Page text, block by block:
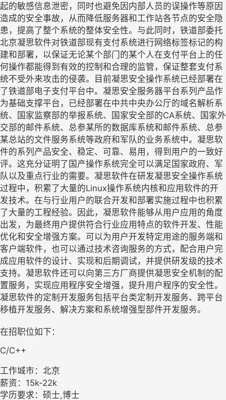
起的敏感信息泄密，同时也避免因内部人员的误操作等原因
造成的安全事故，从而降低服务器和工作站各节点的安全隐
患，提高了整个系统的整体安全性。与此同时，铁道部委托
北京凝思软件对铁道部现有支付系统进行网络标签标记的构
建和部署，以保证无论某个部门的某个人在支付平台上的任
何操作都能得到有效的控制和合理的监管，保证整套支付系
统不受外来攻击的侵袭。目前凝思安全操作系统已经部署在
了铁道部电子支付平台中。凝思安全服务器平台系列产品作
为基础支撑平台，已经部署在中共中央办公厅的域名解析系
统、国家监察部的举报系统、国家安全部的CA系统、国家外
交部的邮件系统、总参某所的数据库系统和邮件系统、总参
某总站的文件服务系统等政府和军队的业务系统中。凝思软
件的系列产品安全、稳定、可靠、易用，得到用户的一致好
评。这充分证明了国产操作系统完全可以满足国家政府、军
队以及重点行业的需要。凝思软件在研发凝思安全操作系统
过程中，积累了大量的Linux操作系统内核和应用软件的开
发技术。在与行业用户的联合开发和部署实施过程中也积累
了大量的工程经验。因此，凝思软件能够从用户应用的角度
出发，为最终用户提供符合行业应用特点的软件开发、性能
优化和安全增强方案。可以为用户开发特定用途的服务端和
客户端软件，也可以通过技术咨询服务的方式，配合用户完
成应用软件的设计、实现和后期调试，并提供研发级的技术
支持。凝思软件还可以向第三方厂商提供凝思安全机制的配
置服务，实现应用程序安全增强，提升用户程序的安全性。
凝思软件的定制开发服务包括平台类定制开发服务、跨平台
移植开发服务、解决方案和系统增强型部件开发服务。
在招职位如下：
C/C++
工作城市：北京
薪资：15k-22k
学历要求：硕士,博士